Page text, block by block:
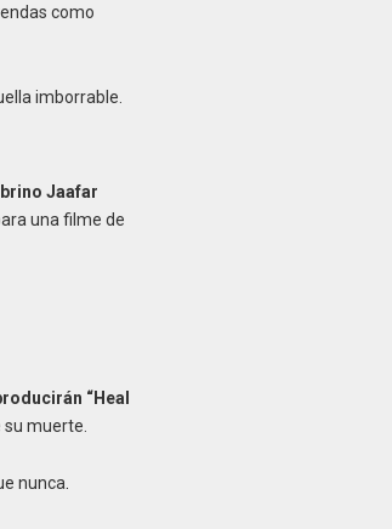
como
imborrable.
Jaafar
una filme de
“Heal
su muerte.
nunca.